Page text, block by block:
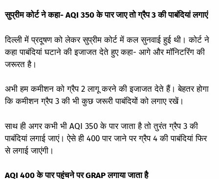
सुप्रीम कोर्ट ने कहा- AQI 350 के पार जाए तो ग्रैप 3 की पाबंदियां लगाएं
दिल्ली में प्रदूषण को लेकर सुप्रीम कोर्ट में कल सुनवाई हुई थी। कोर्ट ने
कहा पाबंदियां घटाने की इजाजत देते हुए कहा- आगे और मॉनिटरिंग की
जरूरत है।
अभी हम कमीशन को ग्रैप 2 लागू करने की इजाजत देते हैं। बेहतर होगा
कि कमीशन ग्रैप 3 की भी कुछ जरूरी पाबंदियों को लगाए रखें।
साथ ही अगर कभी भी AQI 350 के पार जाता है तो तुरंत ग्रैप 3 की
पाबंदियां लगाई जाएं। ऐसे ही 400 पार जाने पर ग्रैप 4 की पाबंदियां फिर
से लगाई जाएंगी।
AQI 400 के पार पहुंचने पर GRAP लगाया जाता है